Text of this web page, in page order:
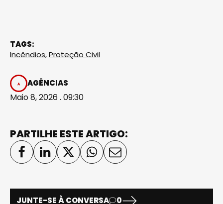
TAGS:
Incêndios,Proteção Civil
AGÊNCIAS
Maio 8, 2026 . 09:30
PARTILHE ESTE ARTIGO:
JUNTE-SE À CONVERSA 0